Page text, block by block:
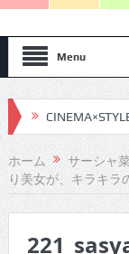
Menu
ホーム
サーシャ
り美女が、キラキラ